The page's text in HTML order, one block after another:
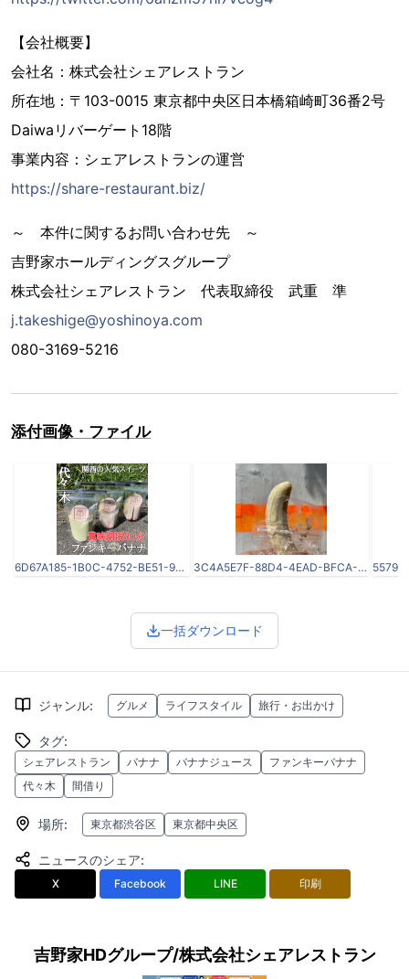
【会社概要】
会社名：株式会社シェアレストラン
所在地：〒103-0015 東京都中央区日本橋箱崎町36番2号
Daiwaリバーゲート18階
事業内容：シェアレストランの運営
https://share-restaurant.biz/
～ 本件に関するお問い合わせ先 ～
吉野家ホールディングスグループ
株式会社シェアレストラン 代表取締役 武重 準
j.takeshige@yoshinoya.com
080-3169-5216
添付画像・ファイル
6D67A185-1B0C-4752-BE51-9AA6FB38E4DA.jpeg 3C4A5E7F-88D4-4EAD-BFCA-84CBF0A99B58.jpeg
一括ダウンロード
ジャンル: グルメ ライフスタイル 旅行・お出かけ
タグ:
シェアレストラン バナナ バナナジュース
ファンキーバナナ
代々木
間借り
場所: 東京都渋谷区 東京都中央区
ニュースのシェア:
X Facebook LINE 印刷
吉野家HDグループ/株式会社シェアレストラン